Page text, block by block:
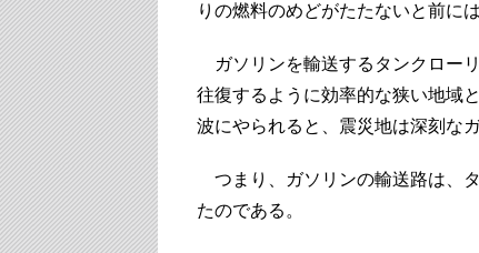
りの燃料のめどがたたないと前に
ガソリンを輸送するタンクロー
往復するように効率的な狭い地域
波にやられると、震災地は深刻な
つまり、ガソリンの輸送路は、
たのである。